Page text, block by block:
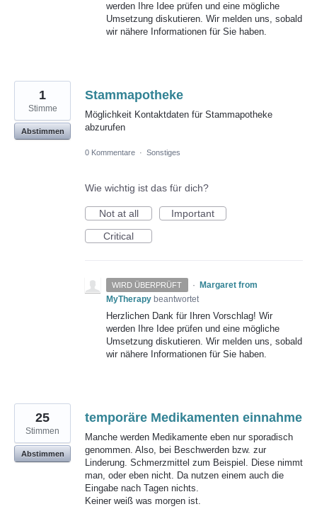
werden Ihre Idee prüfen und eine mögliche
Umsetzung diskutieren. Wir melden uns, sobald
wir nähere Informationen für Sie haben.
Stammapotheke
Möglichkeit Kontaktdaten für Stammapotheke
abzurufen
1
Stimme
Abstimmen
0 Kommentare · Sonstiges
Wie wichtig ist das für dich?
Not at all
Important
Critical
WIRD ÜBERPRÜFT · Margaret from
MyTherapy beantwortet
Herzlichen Dank für Ihren Vorschlag! Wir
werden Ihre Idee prüfen und eine mögliche
Umsetzung diskutieren. Wir melden uns, sobald
wir nähere Informationen für Sie haben.
temporäre Medikamenten einnahme
Manche werden Medikamente eben nur sporadisch
genommen. Also, bei Beschwerden bzw. zur
Linderung. Schmerzmittel zum Beispiel. Diese nimmt
man, oder eben nicht. Da nutzen einem auch die
Eingabe nach Tagen nichts.
Keiner weiß was morgen ist.
25
Stimmen
Abstimmen